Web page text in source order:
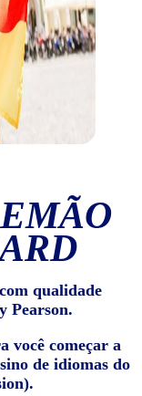
qualidade
Pearson.
você começar a
de idiomas do